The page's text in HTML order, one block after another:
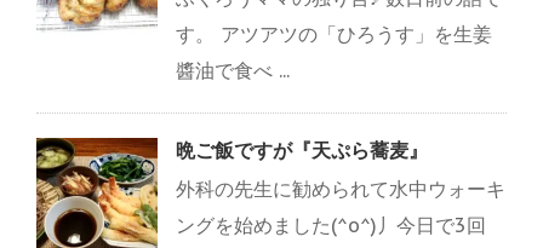
す。 アツアツの「ひろうす」を生姜
醬油で食べ ...
晩ご飯ですが『天ぷら蕎麦』
外科の先生に勧められて水中ウォーキ
ングを始めました(^o^)丿今日で3回